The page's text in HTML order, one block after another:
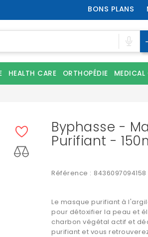
BONS PLANS
HEALTH CARE ORTHOPÉDIE MEDICAL
Byphasse -
Purifiant -
Référence : 8436097094158
Le masque purifiant à
pour détoxifier la peau et
charbon végétal actif et
purifiant et vous